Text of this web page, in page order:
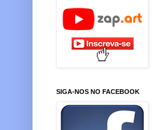
SIGA-NOS NO FACEBOOK